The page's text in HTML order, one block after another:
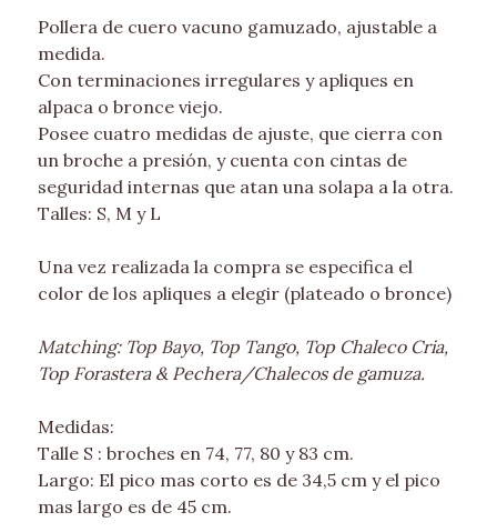
Pollera de cuero vacuno gamuzado, ajustable a
medida.
Con terminaciones irregulares y apliques en
alpaca o bronce viejo.
Posee cuatro medidas de ajuste, que cierra con
un broche a presión, y cuenta con cintas de
seguridad internas que atan una solapa a la otra.
Talles: S, M y L
Una vez realizada la compra se especifica el
color de los apliques a elegir (plateado o bronce)
Matching: Top Bayo, Top Tango, Top Chaleco Cria,
Top Forastera & Pechera/Chalecos de gamuza.
Medidas:
Talle S : broches en 74, 77, 80 y 83 cm.
Largo: El pico mas corto es de 34,5 cm y el pico
mas largo es de 45 cm.